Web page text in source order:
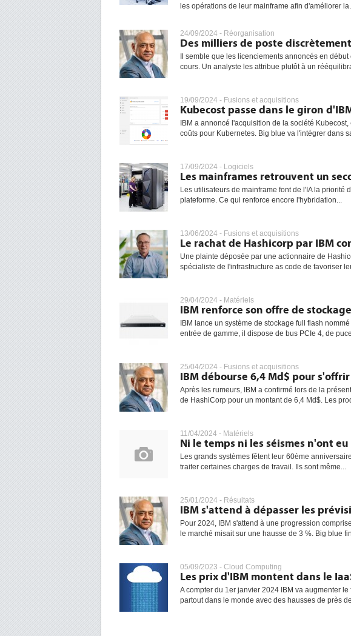
les opérations de leur mainframe afin d'améliorer la...
24/09/2024 - Réorganisation
Des milliers de poste
Il semble que les licenciements annoncés en
cours. Un analyste les attribue plutôt à un
19/09/2024 - Fusions et acquisitions
Kubecost passe dans le giron
IBM a annoncé l'acquisition de la société
coûts pour Kubernetes. Big blue va l'intégrer dans
17/09/2024 - Logiciels
Les mainframes retrouvent un
Les utilisateurs de mainframe font de l'IA la
plateforme. Ce qui renforce encore l'hybridation...
13/06/2024 - Fusions et acquisitions
Le rachat de Hashicorp par IBM
Une plainte déposée par une actionnaire de
spécialiste de l'infrastructure as code de favoriser
29/04/2024 - Matériels
IBM renforce son offre de
IBM lance un système de stockage full flash
entrée de gamme, il dispose de bus PCIe 4, de
25/04/2024 - Fusions et acquisitions
IBM débourse 6,4 Md$ pour
Après les rumeurs, IBM a confirmé lors de la
de HashiCorp pour un montant de 6,4 Md$. Les
11/04/2024 - Matériels
Ni le temps ni les séismes n'ont
Les grands systèmes fêtent leur 60ème
traiter certaines charges de travail. Ils sont même...
25/01/2024 - Résultats
IBM s'attend à dépasser les
Pour 2024, IBM s'attend à une progression
le marché misait sur une hausse de 3 %. Big blue
05/09/2023 - Cloud Computing
Les prix d'IBM montent dans le
A compter du 1er janvier 2024 IBM va augmenter
partout dans le monde avec des hausses de près de